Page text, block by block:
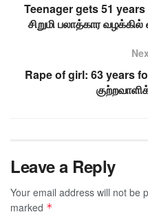
Teenager gets 51
சிறுமி பலாத்கார
Rape of girl: 63 years
Leave a Reply
Your email address will not be
marked *